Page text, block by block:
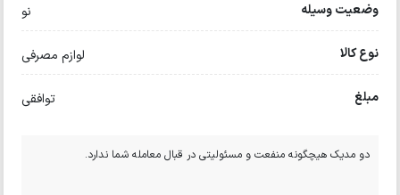
وضعیت وسیله نو
نوع کالا لوازم مصرفی
مبلغ توافقی
دو مدیک هیچگونه منفعت و مسئولیتی در قبال معامله شما ندارد.